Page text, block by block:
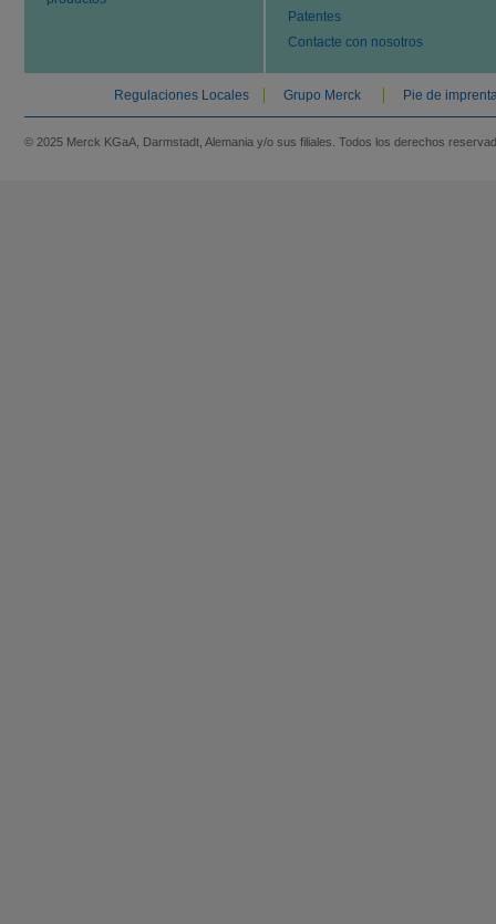
Patentes
Contacte con nosotros
Regulaciones Locales Grupo Merck Pie de
© 2025 Merck KGaA, Darmstadt, Alemania y/o sus filiales. Todos los derechos